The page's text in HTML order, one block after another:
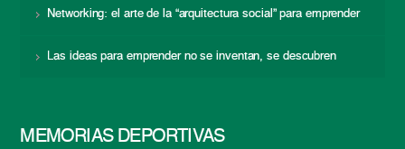
Networking: el arte de la “arquitectura social” para emprender
Las ideas para emprender no se inventan, se descubren
MEMORIAS DEPORTIVAS